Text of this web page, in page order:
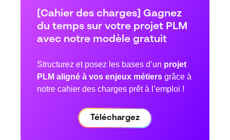
[Cahier des charges] Gagnez
du temps sur votre projet PLM
avec notre modèle gratuit
Structurez et posez les bases d’un projet
PLM aligné à vos enjeux métiers grâce à
notre cahier des charges prêt à l’emploi !
Téléchargez